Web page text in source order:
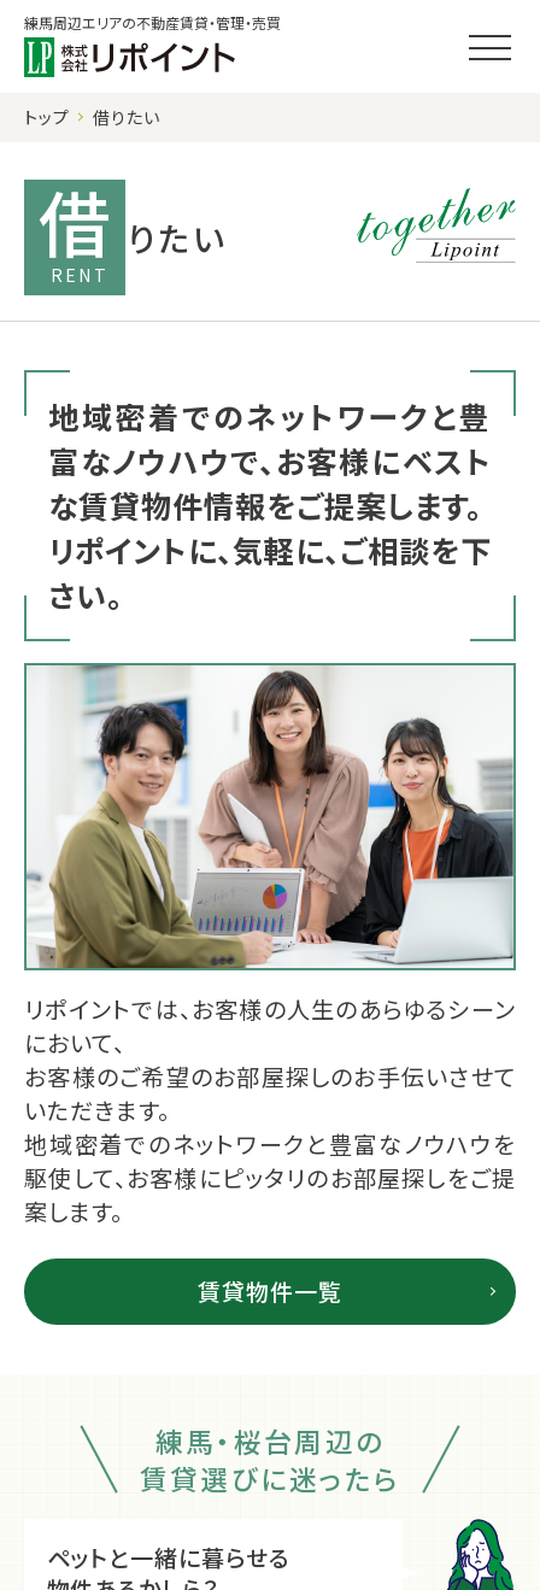
練馬周辺エリアの不動産賃貸・管理・売買
トップ 借りたい
借 りたい
地域密着でのネットワークと豊
富なノウハウで、お客様にベスト
な賃貸物件情報をご提案します。
リポイントに、気軽に、ご相談を下
さい。
リポイントでは、お客様の人生のあらゆるシーン
において、
お客様のご希望のお部屋探しのお手伝いさせて
いただきます。
地域密着でのネットワークと豊富なノウハウを
駆使して、お客様にピッタリのお部屋探しをご提
案します。
賃貸物件一覧
練馬・桜台周辺の
賃貸選びに迷ったら
ペットと一緒に暮らせる